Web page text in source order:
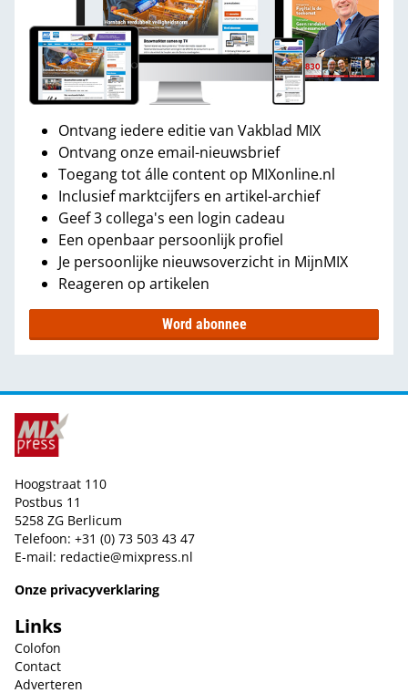
Ontvang iedere editie van Vakblad MIX
Ontvang onze email-nieuwsbrief
Toegang tot álle content op MIXonline.nl
Inclusief marktcijfers en artikel-archief
Geef 3 collega's een login cadeau
Een openbaar persoonlijk profiel
Je persoonlijke nieuwsoverzicht in MijnMIX
Reageren op artikelen
Word abonnee
Hoogstraat 110
Postbus 11
5258 ZG Berlicum
Telefoon: +31 (0) 73 503 43 47
E-mail: redactie@mixpress.nl
Onze privacyverklaring
Links
Colofon
Contact
Adverteren